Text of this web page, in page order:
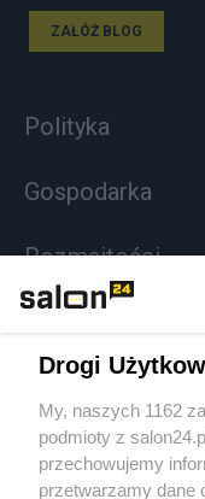
ZAŁÓŻ BLOG
Polityka
Gospodarka
Rozmaitości
Sport
Społeczeństwo
Drogi
My, naszych 1162
podmioty z
przechowujemy
przetwarzamy dane